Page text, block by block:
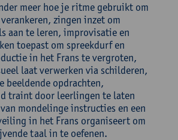
meer hoe je ritme gebruikt om
zingen inzet om
aan te leren, improvisatie en
toepast om spreekdurf en
in het Frans te vergroten,
laat verwerken via schilderen,
beeldende opdrachten,
traint door leerlingen te laten
mondelinge instructies en een
in het Frans organiseert om
taal in te oefenen.